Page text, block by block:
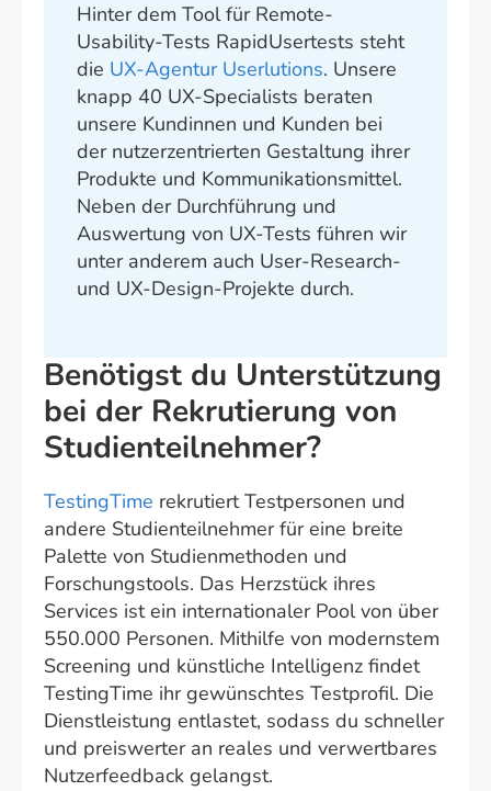
Hinter dem Tool für Remote-
Usability-Tests RapidUsertests steht
die UX-Agentur Userlutions. Unsere
knapp 40 UX-Specialists beraten
unsere Kundinnen und Kunden bei
der nutzerzentrierten Gestaltung ihrer
Produkte und Kommunikationsmittel.
Neben der Durchführung und
Auswertung von UX-Tests führen wir
unter anderem auch User-Research-
und UX-Design-Projekte durch.
Benötigst du Unterstützung
bei der Rekrutierung von
Studienteilnehmer?
TestingTime rekrutiert Testpersonen und
andere Studienteilnehmer für eine breite
Palette von Studienmethoden und
Forschungstools. Das Herzstück ihres
Services ist ein internationaler Pool von über
550.000 Personen. Mithilfe von modernstem
Screening und künstliche Intelligenz findet
TestingTime ihr gewünschtes Testprofil. Die
Dienstleistung entlastet, sodass du schneller
und preiswerter an reales und verwertbares
Nutzerfeedback gelangst.